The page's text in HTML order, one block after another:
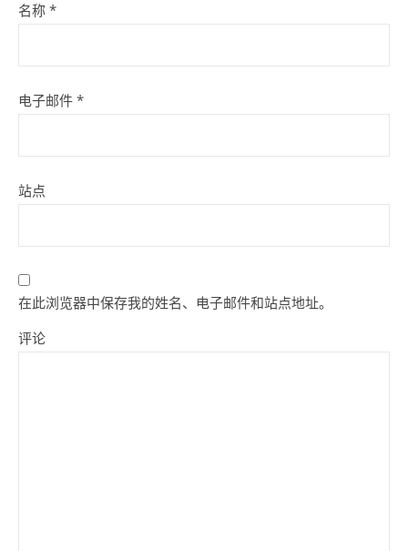
名称 *
电子邮件 *
站点
在此浏览器中保存我的姓名、电子邮件和站点地址。
评论